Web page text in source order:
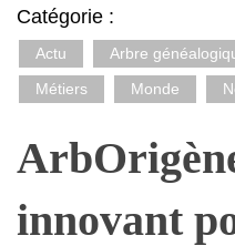
Catégorie :
Actu Arbre
Métiers
Monde
innovant